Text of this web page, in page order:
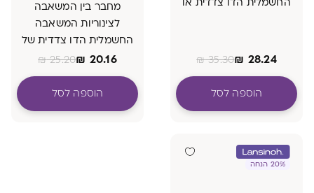
החשמלית הדו צדדית או
₪ 28.24
₪35.30
הוספה לסל
מחבר בין המשאבה
לצינוריות המשאבה
החשמלית הדו צדדית של
לנסינו
₪ 20.16
₪25.20
הוספה לסל
20% הנחה